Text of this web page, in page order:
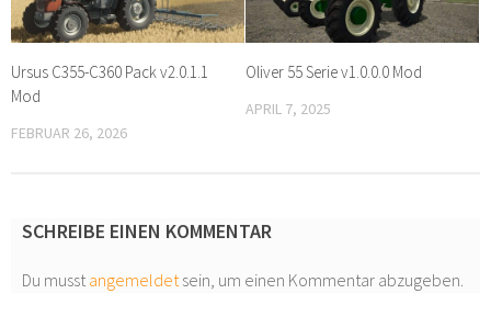
Ursus C355-C360 Pack v2.0.1.1
Mod
FEBRUAR 26, 2026
Oliver 55 Serie v1.0.0.0 Mod
APRIL 7, 2025
SCHREIBE EINEN KOMMENTAR
Du musstangemeldetsein, um einen Kommentar abzugeben.